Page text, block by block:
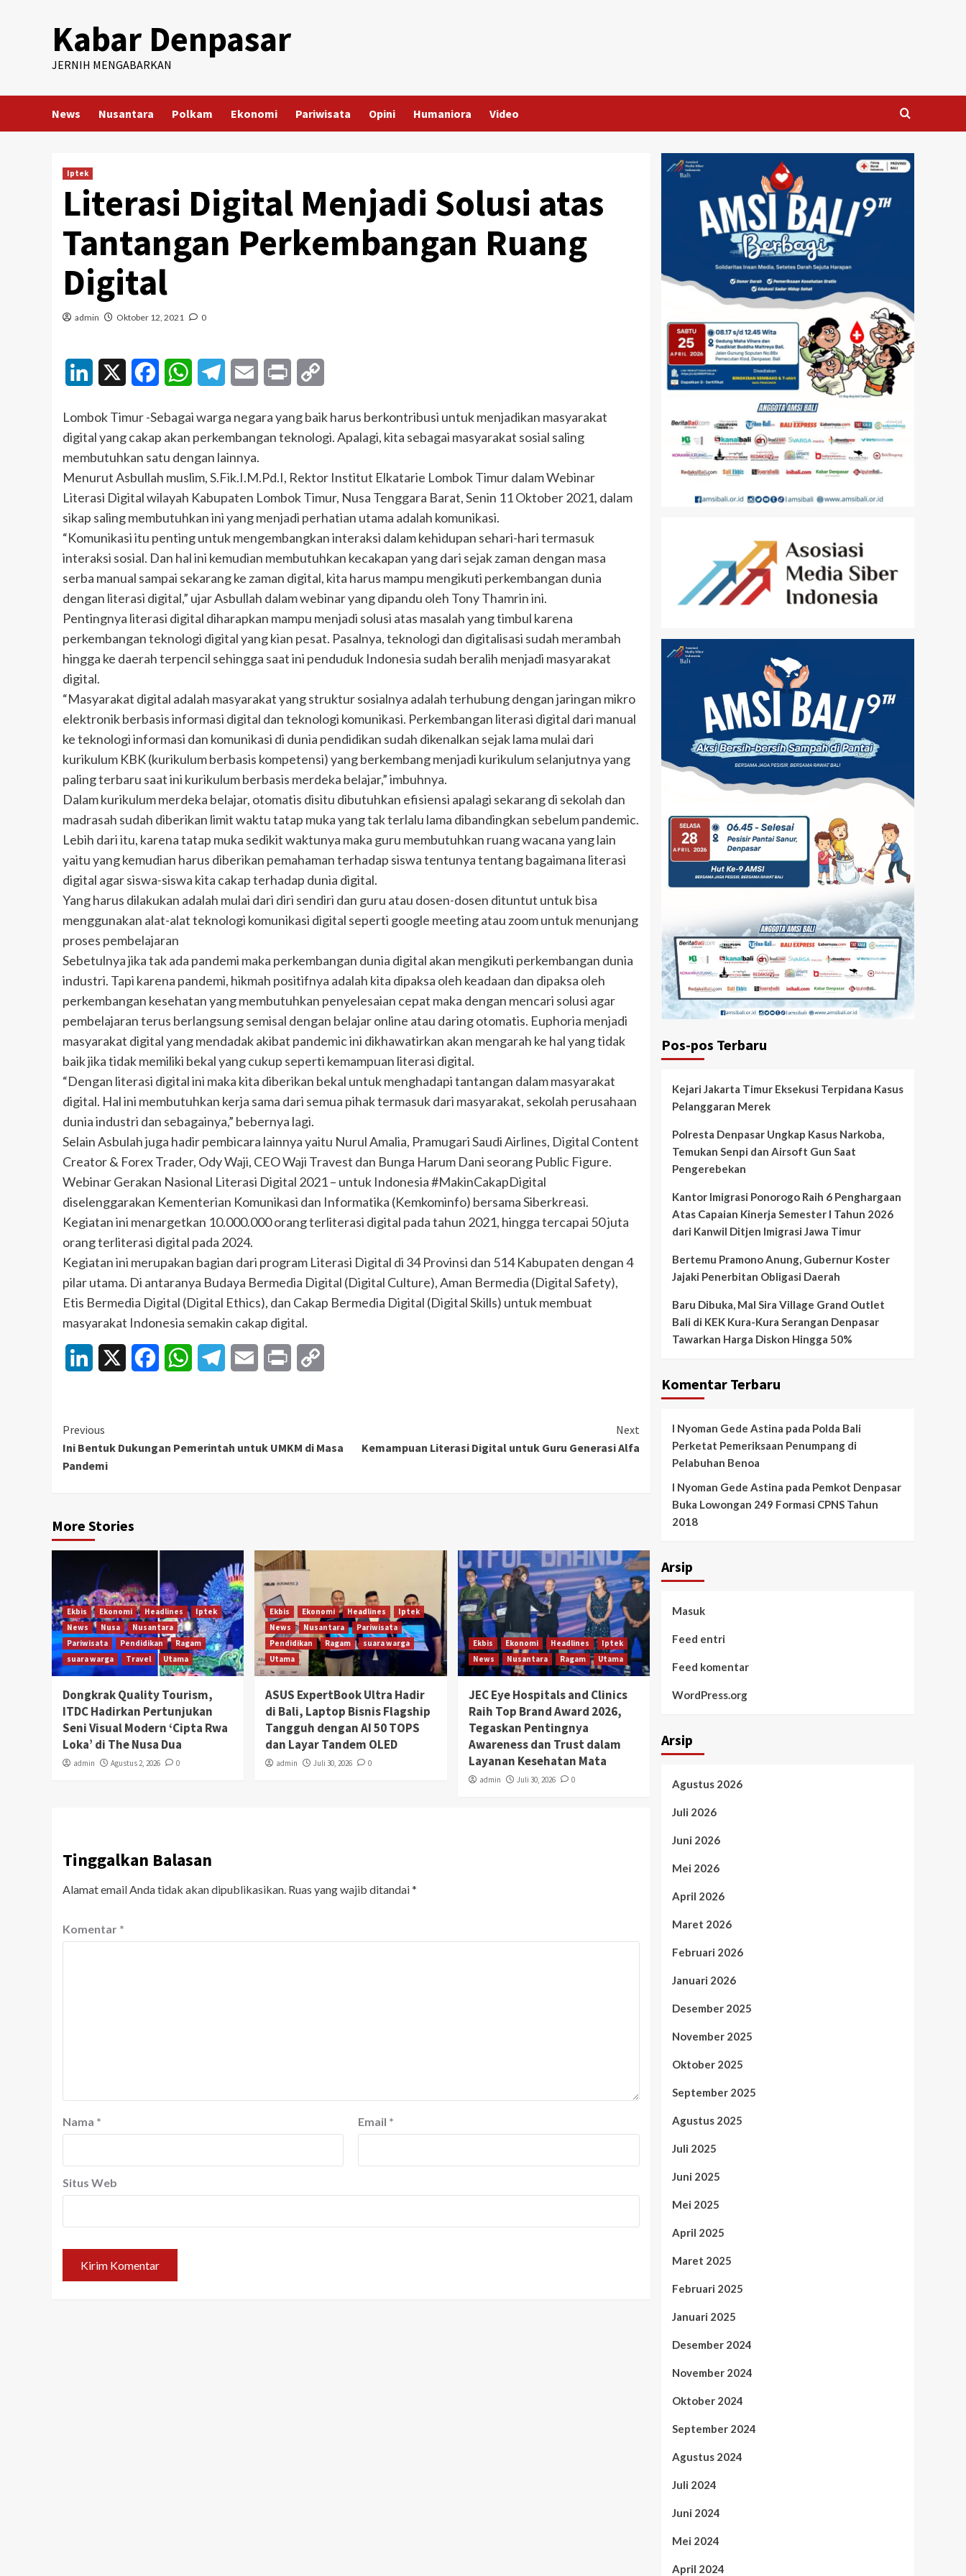
Kabar Denpasar
JERNIH MENGABARKAN
News Nusantara Polkam Ekonomi Pariwisata Opini Humaniora Video
Iptek
Literasi Digital Menjadi Solusi atas
Tantangan Perkembangan Ruang
Digital
admin Oktober 12, 2021 0
LinkedIn FacebookWhatsAppTelegramEmail Print
Lombok Timur -Sebagai warga negara yang baik harus berkontribusi untuk menjadikan masyarakat
digital yang cakap akan perkembangan teknologi. Apalagi, kita sebagai masyarakat sosial saling
membutuhkan satu dengan lainnya.
Menurut Asbullah muslim, S.Fik.I.M.Pd.I, Rektor Institut Elkatarie Lombok Timur dalam Webinar
Literasi Digital wilayah Kabupaten Lombok Timur, Nusa Tenggara Barat, Senin 11 Oktober 2021, dalam
sikap saling membutuhkan ini yang menjadi perhatian utama adalah komunikasi.
“Komunikasi itu penting untuk mengembangkan interaksi dalam kehidupan sehari-hari termasuk
interaksi sosial. Dan hal ini kemudian membutuhkan kecakapan yang dari sejak zaman dengan masa
serba manual sampai sekarang ke zaman digital, kita harus mampu mengikuti perkembangan dunia
dengan literasi digital,” ujar Asbullah dalam webinar yang dipandu oleh Tony Thamrin ini.
Pentingnya literasi digital diharapkan mampu menjadi solusi atas masalah yang timbul karena
perkembangan teknologi digital yang kian pesat. Pasalnya, teknologi dan digitalisasi sudah merambah
hingga ke daerah terpencil sehingga saat ini penduduk Indonesia sudah beralih menjadi masyarakat
digital.
“Masyarakat digital adalah masyarakat yang struktur sosialnya adalah terhubung dengan jaringan mikro
elektronik berbasis informasi digital dan teknologi komunikasi. Perkembangan literasi digital dari manual
ke teknologi informasi dan komunikasi di dunia pendidikan sudah dikenalkan sejak lama mulai dari
kurikulum KBK (kurikulum berbasis kompetensi) yang berkembang menjadi kurikulum selanjutnya yang
paling terbaru saat ini kurikulum berbasis merdeka belajar,” imbuhnya.
Dalam kurikulum merdeka belajar, otomatis disitu dibutuhkan efisiensi apalagi sekarang di sekolah dan
madrasah sudah diberikan limit waktu tatap muka yang tak terlalu lama dibandingkan sebelum pandemic.
Lebih dari itu, karena tatap muka sedikit waktunya maka guru membutuhkan ruang wacana yang lain
yaitu yang kemudian harus diberikan pemahaman terhadap siswa tentunya tentang bagaimana literasi
digital agar siswa-siswa kita cakap terhadap dunia digital.
Yang harus dilakukan adalah mulai dari diri sendiri dan guru atau dosen-dosen dituntut untuk bisa
menggunakan alat-alat teknologi komunikasi digital seperti google meeting atau zoom untuk menunjang
proses pembelajaran
Sebetulnya jika tak ada pandemi maka perkembangan dunia digital akan mengikuti perkembangan dunia
industri. Tapi karena pandemi, hikmah positifnya adalah kita dipaksa oleh keadaan dan dipaksa oleh
perkembangan kesehatan yang membutuhkan penyelesaian cepat maka dengan mencari solusi agar
pembelajaran terus berlangsung semisal dengan belajar online atau daring otomatis. Euphoria menjadi
masyarakat digital yang mendadak akibat pandemic ini dikhawatirkan akan mengarah ke hal yang tidak
baik jika tidak memiliki bekal yang cukup seperti kemampuan literasi digital.
“Dengan literasi digital ini maka kita diberikan bekal untuk menghadapi tantangan dalam masyarakat
digital. Hal ini membutuhkan kerja sama dari semua pihak termasuk dari masyarakat, sekolah perusahaan
dunia industri dan sebagainya,” bebernya lagi.
Selain Asbulah juga hadir pembicara lainnya yaitu Nurul Amalia, Pramugari Saudi Airlines, Digital Content
Creator & Forex Trader, Ody Waji, CEO Waji Travest dan Bunga Harum Dani seorang Public Figure.
Webinar Gerakan Nasional Literasi Digital 2021 – untuk Indonesia #MakinCakapDigital
diselenggarakan Kementerian Komunikasi dan Informatika (Kemkominfo) bersama Siberkreasi.
Kegiatan ini menargetkan 10.000.000 orang terliterasi digital pada tahun 2021, hingga tercapai 50 juta
orang terliterasi digital pada 2024.
Kegiatan ini merupakan bagian dari program Literasi Digital di 34 Provinsi dan 514 Kabupaten dengan 4
pilar utama. Di antaranya Budaya Bermedia Digital (Digital Culture), Aman Bermedia (Digital Safety),
Etis Bermedia Digital (Digital Ethics), dan Cakap Bermedia Digital (Digital Skills) untuk membuat
masyarakat Indonesia semakin cakap digital.
LinkedIn FacebookWhatsAppTelegramEmail Print
Continue
Reading
Previous
Ini Bentuk Dukungan Pemerintah untuk UMKM di Masa
Pandemi
Next
Kemampuan Literasi Digital untuk Guru Generasi Alfa
More Stories
Ekbis Ekonomi Headlines
Iptek
News
Nusa
Nusantara
Pariwisata
Pendidikan
Ragam
suara warga
Travel Utama
Dongkrak Quality Tourism,
ITDC Hadirkan Pertunjukan
Seni Visual Modern ‘Cipta Rwa
Loka’ di The Nusa Dua
admin Agustus 2, 2026 0
Ekbis Ekonomi Headlines
Iptek
News
Nusantara
Pariwisata
Pendidikan
Ragam
suara warga
Utama
ASUS ExpertBook Ultra Hadir
di Bali, Laptop Bisnis Flagship
Tangguh dengan AI 50 TOPS
dan Layar Tandem OLED
admin Juli 30, 2026 0
Ekbis Ekonomi Headlines
Iptek
News
Nusantara Ragam Utama
JEC Eye Hospitals and Clinics
Raih Top Brand Award 2026,
Tegaskan Pentingnya
Awareness dan Trust dalam
Layanan Kesehatan Mata
admin Juli 30, 2026 0
Tinggalkan Balasan
Alamat email Anda tidak akan dipublikasikan. Ruas yang wajib ditandai*
Komentar *
Nama * Email *
Situs Web
Pos-pos Terbaru
Kejari Jakarta Timur Eksekusi Terpidana Kasus
Pelanggaran Merek
Polresta Denpasar Ungkap Kasus Narkoba,
Temukan Senpi dan Airsoft Gun Saat
Pengerebekan
Kantor Imigrasi Ponorogo Raih 6 Penghargaan
Atas Capaian Kinerja Semester I Tahun 2026
dari Kanwil Ditjen Imigrasi Jawa Timur
Bertemu Pramono Anung, Gubernur Koster
Jajaki Penerbitan Obligasi Daerah
Baru Dibuka, Mal Sira Village Grand Outlet
Bali di KEK Kura-Kura Serangan Denpasar
Tawarkan Harga Diskon Hingga 50%
Komentar Terbaru
I Nyoman Gede Astina pada Polda Bali
Perketat Pemeriksaan Penumpang di
Pelabuhan Benoa
I Nyoman Gede Astina pada Pemkot Denpasar
Buka Lowongan 249 Formasi CPNS Tahun
2018
Arsip
Masuk
Feed entri
Feed komentar
WordPress.org
Arsip
Agustus 2026
Juli 2026
Juni 2026
Mei 2026
April 2026
Maret 2026
Februari 2026
Januari 2026
Desember 2025
November 2025
Oktober 2025
September 2025
Agustus 2025
Juli 2025
Juni 2025
Mei 2025
April 2025
Maret 2025
Februari 2025
Januari 2025
Desember 2024
November 2024
Oktober 2024
September 2024
Agustus 2024
Juli 2024
Juni 2024
Mei 2024
April 2024